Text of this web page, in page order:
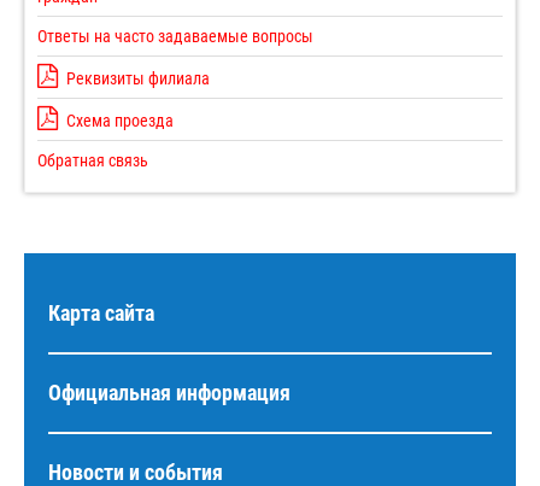
Ответы на часто задаваемые вопросы
Реквизиты филиала
Схема проезда
Обратная связь
Карта сайта
Официальная информация
Новости и события